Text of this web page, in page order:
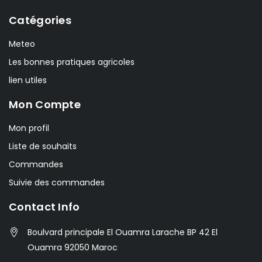
Catégories
Meteo
Les bonnes pratiques agricoles
lien utiles
Mon Compte
Mon profil
Liste de souhaits
Commandes
Suivie des commandes
Contact Info
Boulvard principale El Ouamra Larache BP 42 El
Ouamra 92050 Maroc